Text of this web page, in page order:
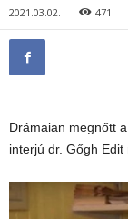
2021.03.02. 471
Drámaian megnőtt
interjú dr. Gőgh